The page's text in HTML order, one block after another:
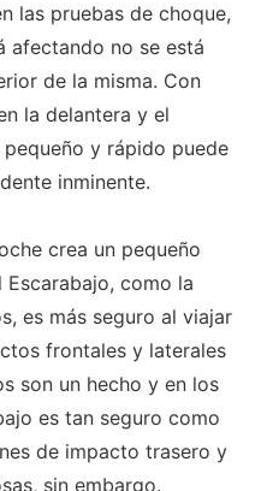
las pruebas de choque,
afectando no se está
de la misma. Con
la delantera y el
y rápido puede
inminente.
crea un pequeño
Escarabajo, como la
es más seguro al viajar
frontales y laterales
son un hecho y en los
es tan seguro como
de impacto trasero y
sin embargo.